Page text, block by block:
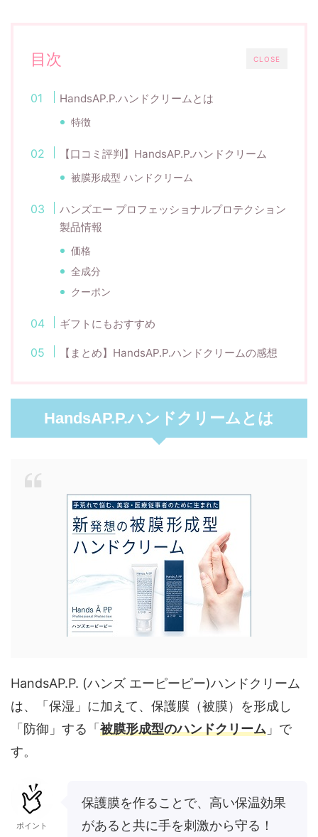
CLOSE
目次
HandsAP.P.ハンドクリームとは
特徴
【口コミ評判】HandsAP.P.ハンドクリーム
被膜形成型 ハンドクリーム
ハンズエー プロフェッショナルプロテクション
製品情報
価格
全成分
クーポン
ギフトにもおすすめ
【まとめ】HandsAP.P.ハンドクリームの感想
HandsAP.P.ハンドクリームとは
HandsAP.P. (ハンズ エーピーピー)ハンドクリーム
は、「保湿」に加えて、保護膜（被膜）を形成し
「防御」する「被膜形成型のハンドクリーム 」で
す。
ポイント
保護膜を作ることで、高い保温効果
があると共に手を刺激から守る！